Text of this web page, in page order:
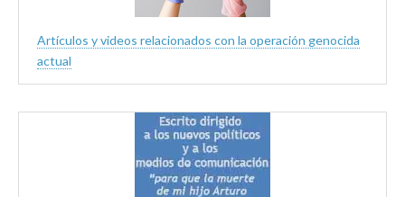
Artículos y videos relacionados con la operación genocida
actual